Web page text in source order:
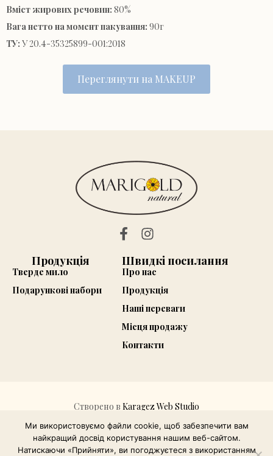
Вміст жирових речовин: 80%
Вага нетто на момент пакування: 90г
ТУ: У 20.4-35325899-001:2018
Переглянути на MAKEUP
Продукція
Тверде мило
Подарункові набори
Швидкі посилання
Про нас
Продукція
Наші переваги
Місця продажу
Контакти
© 2026 Всі права захищено.
Політика конфіденційності
Створено в Karagez Web Studio
Ми використовуємо файли cookie, щоб забезпечити вам
найкращий досвід користування нашим веб-сайтом.
Натискаючи «Прийняти», ви погоджуєтеся з використанням